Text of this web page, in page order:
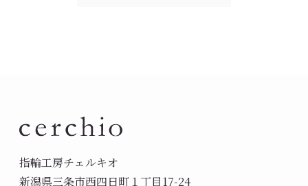
指輪工房チェルキオ
新潟県三条市西四日町１丁目17-24